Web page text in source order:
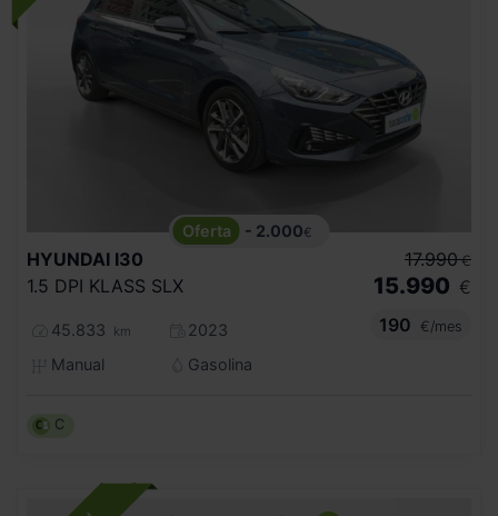
- 2.000€
HYUNDAI I30
1.5 DPI KLASS SLX
45.833 km
2023
Manual
Gasolina
17.990 €
15.990 €
190
€/mes
C